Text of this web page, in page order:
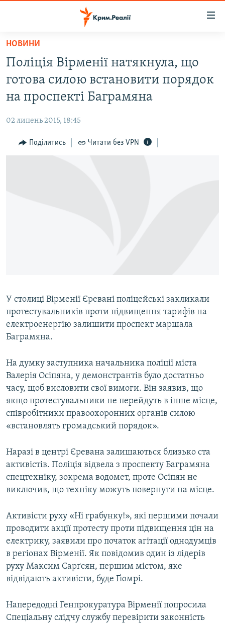
Перейти
основного
матеріалу
до
основної
Перейти
до
ВОДА.КРИМ
БЛОГИ
ПОГЛЯД
Усі сайти RFE/RL
НОВИНИ
Поліція Вірменії натякнула, що
готова силою встановити порядок
на проспекті Баграмяна
02 липень 2015, 18:45
Поділитись Читати без VPN
У столиці Вірменії Єревані поліцейські закликали
протестувальників проти підвищення тарифів на
електроенергію залишити проспект маршала
Баграмяна.
На думку заступника начальника поліції міста
Валерія Осіпяна, у демонстрантів було достатньо
часу, щоб висловити свої вимоги. Він заявив, що
якщо протестувальники не перейдуть в інше місце,
співробітники правоохоронних органів силою
«встановлять громадський порядок».
Наразі в центрі Єревана залишаються близько ста
активістів. Поліція відвела з проспекту Баграмяна
спецтехніку, зокрема водомет, проте Осіпян не
виключив, що техніку можуть повернути на місце.
Активісти руху «Ні грабунку!», які першими почали
проводити акції протесту проти підвищення цін на
електрику, заявили про початок агітації однодумців
в регіонах Вірменії. Як повідомив один із лідерів
руху Максим Сарґсян, першим містом, яке
відвідають активісти, буде Ґюмрі.
Напередодні Генпрокуратура Вірменії попросила
Спеціальну слідчу службу перевірити законність